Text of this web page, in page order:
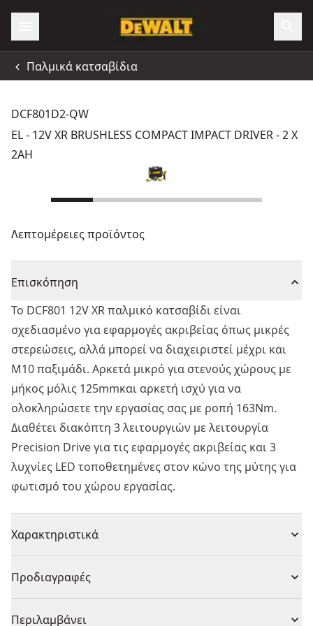
Παλμικά κατσαβίδια
DCF801D2-QW
EL - 12V XR BRUSHLESS COMPACT IMPACT DRIVER - 2 X
2AH
Λεπτομέρειες προϊόντος
Επισκόπηση
Το DCF801 12V XR παλμικό κατσαβίδι είναι
σχεδιασμένο για εφαρμογές ακριβείας όπως μικρές
στερεώσεις, αλλά μπορεί να διαχειριστεί μέχρι και
Μ10 παξιμάδι. Αρκετά μικρό για στενούς χώρους με
μήκος μόλις 125mmκαι αρκετή ισχύ για να
ολοκληρώσετε την εργασίας σας με ροπή 163Nm.
Διαθέτει διακόπτη 3 λειτουργιών με λειτουργία
Precision Drive για τις εφαρμογές ακριβείας και 3
λυχνίες LED τοποθετημένες στον κώνο της μύτης για
φωτισμό του χώρου εργασίας.
Χαρακτηριστικά
μεταφορά.
Προδιαγραφές
Τύπος Προϊόντος Δραπανοκατσάβιδο κρουστικού
Περιλαμβάνει